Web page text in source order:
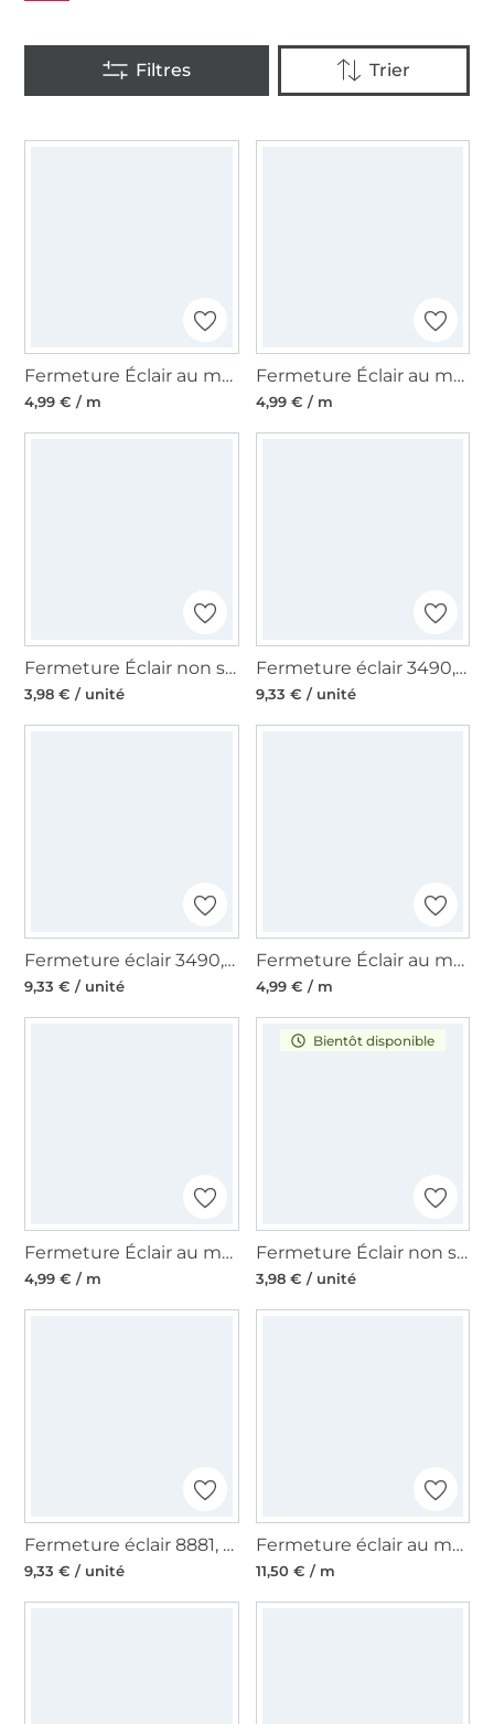
Fermeture Éclair au mètre non séparable plastique à spirale, blanc
4,99 € / m
Fermeture Éclair au mètre non séparable plastique à spirale, beige
4,99 € / m
Fermeture Éclair non séparable 1 mètre, grège/or
3,98 € / unité
Fermeture éclair 3490, bleu foncé
9,33 € / unité
Fermeture éclair 3490, blanc cassé
9,33 € / unité
Fermeture Éclair au mètre non séparable plastique à spirale, noir
4,99 € / m
Fermeture Éclair au mètre non séparable plastique à spirale, gris
4,99 € / m
Bientôt disponible
Fermeture Éclair non séparable 1 mètre, beige/or
3,98 € / unité
Fermeture éclair 8881, noir
9,33 € / unité
Fermeture éclair au mètre, blanc
11,50 € / m